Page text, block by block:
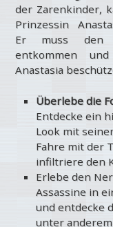
der Zarenkinder,
Prinzessin
Er muss den
entkommen
Anastasia
Überlebe die
Entdecke ein
Look mit
Fahre mit der
infiltriere den
Erlebe den
Assassine in
und entdecke
unter